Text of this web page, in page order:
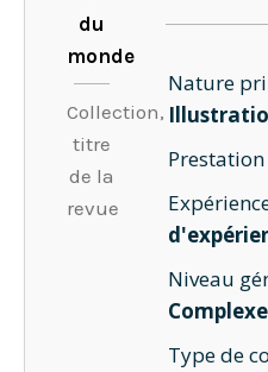
du
monde
Collection,
titre
de la
revue
Nature
Prestation
Niveau
Complexe
Type de